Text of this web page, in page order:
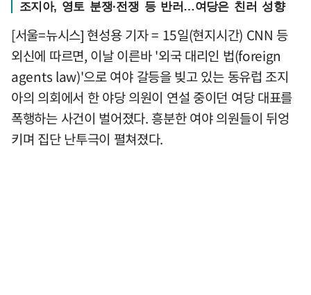
조지아, 영토 분쟁·전쟁 등 반러…여당은 친러 성향
[서울=뉴시스] 현성용 기자 = 15일(현지시간) CNN 등
외신에 따르면, 이날 이른바 '외국 대리인 법(foreign
agents law)'으로 여야 갈등을 빚고 있는 동유럽 조지
아의 의회에서 한 야당 의원이 연설 중이던 여당 대표를
폭행하는 사건이 벌어졌다. 흥분한 여야 의원들이 뒤엉
키며 집단 난투극이 펼쳐졌다.